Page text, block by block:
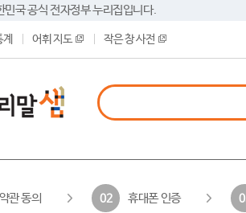
민국 공식 전자정부 누리집입니다.
어휘 지도 작은 창 사전
관 동의 02 휴대폰 인증